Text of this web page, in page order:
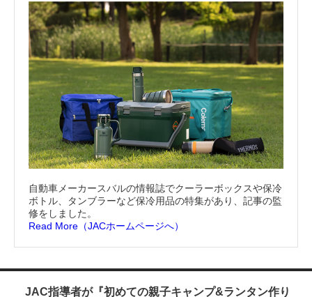
自動車メーカースバルの情報誌でクーラーボックスや保冷
ボトル、タンブラーなど保冷用品の特集があり、記事の監
修をしました。
Read More（JACホームページへ）
JAC指導者が『初めての親子キャンプ&ランタン作り